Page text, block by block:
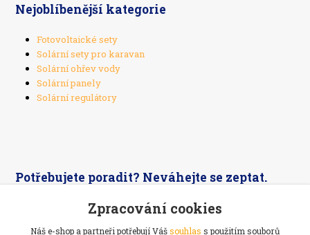
Nejoblíbenější kategorie
Fotovoltaické sety
Solární sety pro karavan
Solární ohřev vody
Solární panely
Solární regulátory
Potřebujete poradit? Neváhejte se zeptat.
+420 603 526 269
Zpracování cookies
Náš e-shop a partneři potřebují Vášsouhlas s použitím souborů